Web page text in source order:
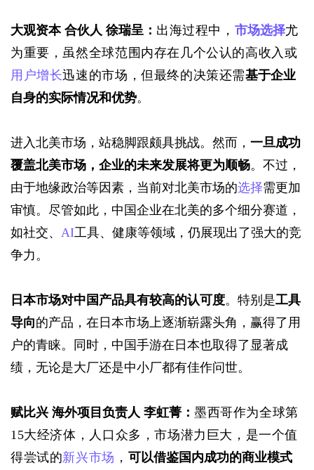
大观资本 合伙人 徐瑞呈： 出海过程中， 市场选择尤
为重要，虽然全球范围内存在几个公认的高收入或
用户增长迅速的市场，但最终的决策还需基于企业
自身的实际情况和优势。
进入北美市场，站稳脚跟颇具挑战。然而， 一旦成功
覆盖北美市场，企业的未来发展将更为顺畅。不过，
由于地缘政治等因素，当前对北美市场的选择需更加
审慎。尽管如此，中国企业在北美的多个细分赛道，
如社交、 AI工具、健康等领域，仍展现出了强大的竞
争力。
日本市场对中国产品具有较高的认可度。特别是工具
导向的产品，在日本市场上逐渐崭露头角，赢得了用
户的青睐。同时，中国手游在日本也取得了显著成
绩，无论是大厂还是中小厂都有佳作问世。
赋比兴 海外项目负责人 李虹菁： 墨西哥作为全球第
15大经济体，人口众多，市场潜力巨大，是一个值
得尝试的新兴市场 ， 可以借鉴国内成功的商业模式